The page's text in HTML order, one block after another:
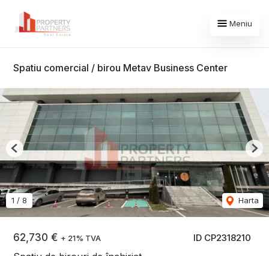
Meniu
Spatiu comercial / birou Metav Business Center
ID CP2318210
62,730 € + 21% TVA
1 / 8 Harta
Previous